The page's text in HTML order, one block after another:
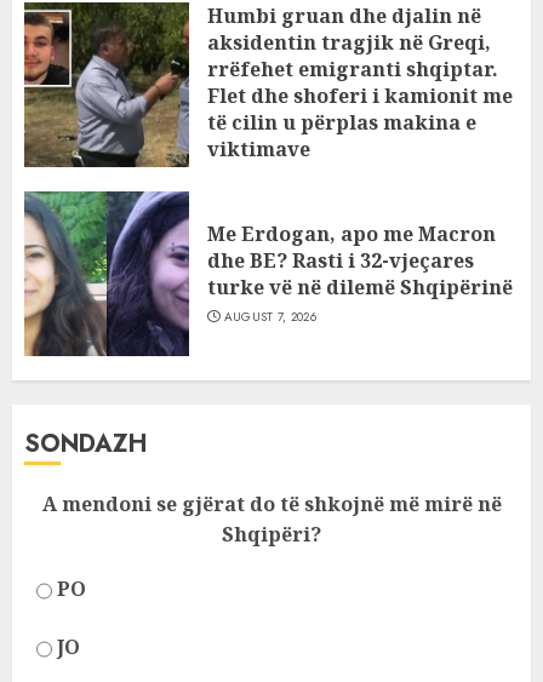
Humbi gruan dhe djalin në
aksidentin tragjik në Greqi,
rrëfehet emigranti shqiptar.
Flet dhe shoferi i kamionit me
të cilin u përplas makina e
viktimave
Me Erdogan, apo me Macron
dhe BE? Rasti i 32-vjeçares
turke vë në dilemë Shqipërinë
AUGUST 7, 2026
SONDAZH
A mendoni se gjërat do të shkojnë më mirë në
Shqipëri?
PO
JO